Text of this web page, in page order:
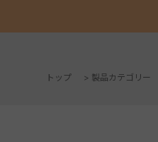
トップ > 製品カテゴリー